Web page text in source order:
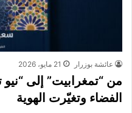
عائشة بوزرار 21 مايو، 2026
من “تمغرابيت” إلى “نيو
الفضاء وتغيّرت الهوية